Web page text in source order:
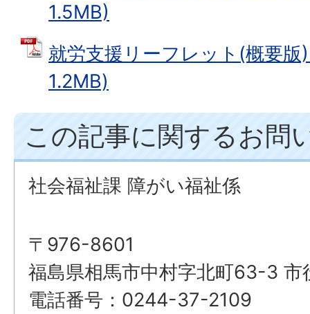
1.5MB)
就労支援リーフレット(概要
1.2MB)
この記事に関するお問
社会福祉課 障がい福祉係
〒976-8601
福島県相馬市中村字北町63-3 市
電話番号：0244-37-2109